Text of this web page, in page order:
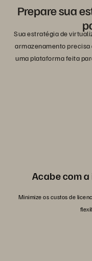
Prepare sua
Sua estratégia de
armazenamento
uma plataforma feita
Acabe com
Minimize os custos de